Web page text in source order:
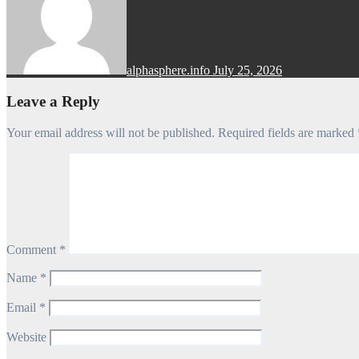
alphasphere.info July 25, 2026
Leave a Reply
Your email address will not be published. Required fields are marked
Comment *
Name *
Email *
Website